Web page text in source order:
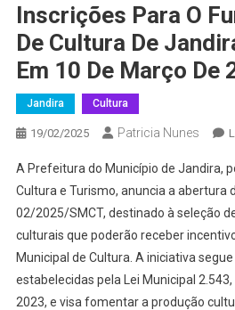
Inscrições Para O
De Cultura De
Em 10 De Março De
Jandira Cultura
19/02/2025 Patricia Nunes
A Prefeitura do Município de Jandira,
Cultura e Turismo, anuncia a abertura
02/2025/SMCT, destinado à seleção
culturais que poderão receber
Municipal de Cultura. A iniciativa
estabelecidas pela Lei Municipal
2023, e visa fomentar a produção